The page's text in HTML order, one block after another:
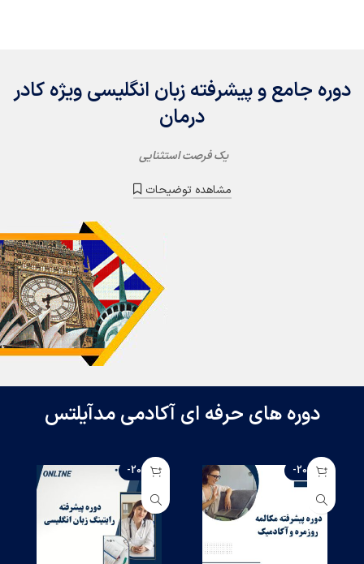
دوره جامع و پیشرفته زبان انگلیسی ویژه کادر
درمان
یک فرصت استثنایی
مشاهده توضیحات
دوره های حرفه ای آکادمی مدآیلتس
-20%
-20%